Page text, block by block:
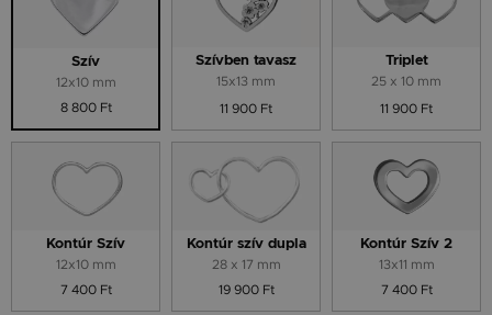
Szív
12x10 mm
8 800 Ft
Szívben tavasz
15x13 mm
11 900 Ft
Triplet
25 x 10 mm
11 900 Ft
Kontúr Szív
12x10 mm
7 400 Ft
Kontúr szív dupla
28 x 17 mm
19 900 Ft
Kontúr Szív 2
13x11 mm
7 400 Ft